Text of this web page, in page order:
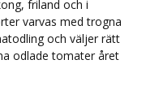
friland och i
varvas med trogna
och väljer rätt
odlade tomater året